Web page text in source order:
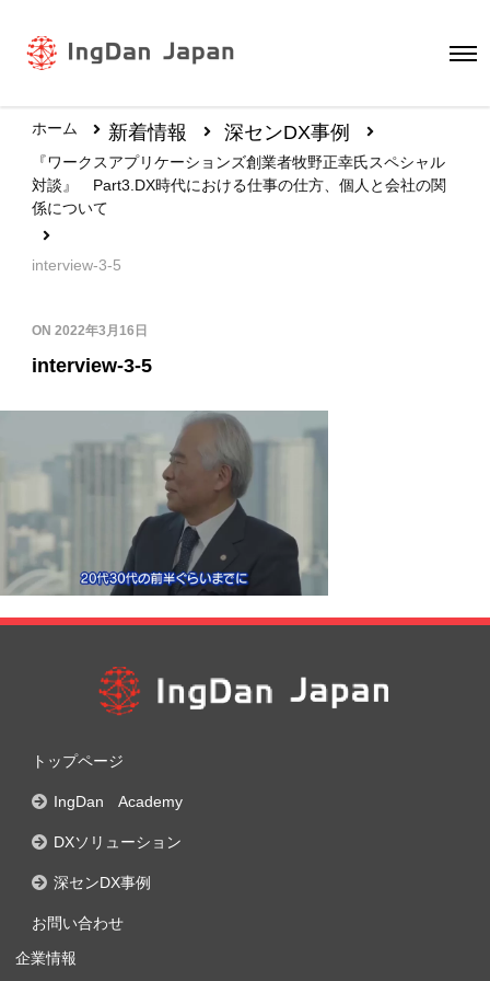
ホーム 新着情報 深センDX事例
『ワークスアプリケーションズ創業者牧野正幸氏スペシャル
対談』 Part3.DX時代における仕事の仕方、個人と会社の関
係について
interview-3-5
ON 2022年3月16日
interview-3-5
トップページ
IngDan Academy
DXソリューション
深センDX事例
お問い合わせ
企業情報